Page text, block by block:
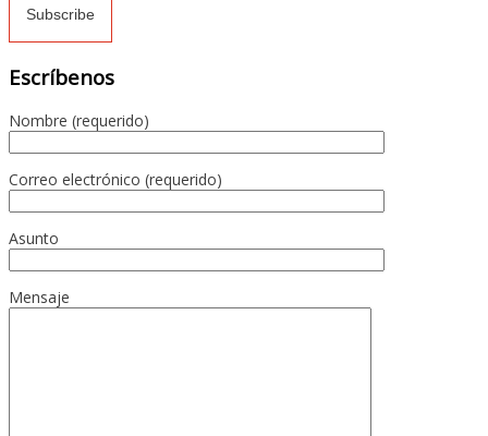
Escríbenos
Nombre (requerido)
Correo electrónico (requerido)
Asunto
Mensaje